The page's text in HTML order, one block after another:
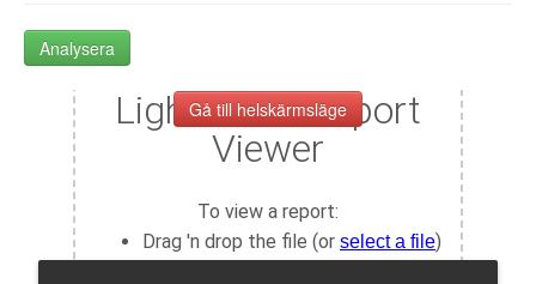
Analysera
Gå till helskärmsläge